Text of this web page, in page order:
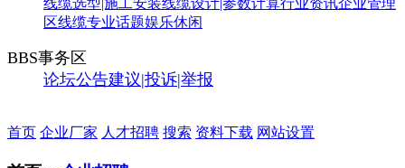
线缆选型|施工安装线缆设计|参数计算行业资讯企业管理
区线缆专业话题娱乐休闲
BBS事务区
论坛公告建议|投诉|举报
首页 企业厂家 人才招聘 搜索 资料下载 网站设置